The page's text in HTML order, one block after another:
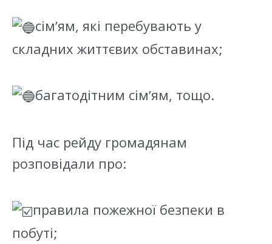
сімʼям, які перебувають у
складних життєвих обставинах;
багатодітним сімʼям, тощо.
Під час рейду громадянам
розповідали про:
правила пожежної безпеки в
побуті;